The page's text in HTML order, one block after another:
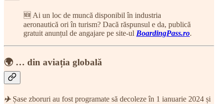
🆕 Ai un loc de muncă disponibil în industria
aeronautică ori în turism? Dacă răspunsul e da, publică
gratuit anunțul de angajare pe site-ul BoardingPass.ro.
🌍 … din aviația globală
✈️Șase zboruri au fost programate să decoleze în 1 ianuarie 2024 și